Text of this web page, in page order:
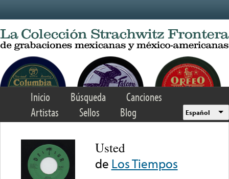
Inicio Búsqueda
Canciones
Artistas
Sellos Blog Español
Usted
de Los Tiempos